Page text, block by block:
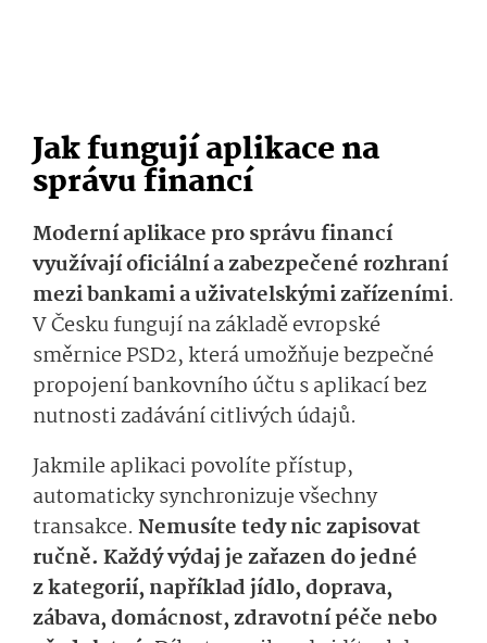
Jak fungují aplikace na
správu financí
Moderní aplikace pro správu financí
využívají oficiální a zabezpečené rozhraní
mezi bankami a uživatelskými zařízeními.
V Česku fungují na základě evropské
směrnice PSD2, která umožňuje bezpečné
propojení bankovního účtu s aplikací bez
nutnosti zadávání citlivých údajů.
Jakmile aplikaci povolíte přístup,
automaticky synchronizuje všechny
transakce. Nemusíte tedy nic zapisovat
ručně. Každý výdaj je zařazen do jedné
z kategorií, například jídlo, doprava,
zábava, domácnost, zdravotní péče nebo